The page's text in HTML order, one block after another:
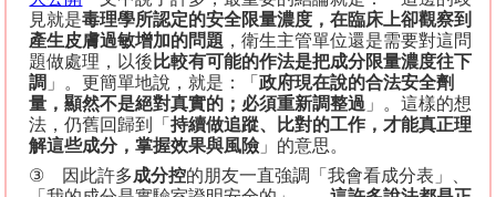
見就是毒理學所認定的安全限量濃度，在臨床上卻觀察到
產生皮膚過敏增加的問題 ，衛生主管單位還是需要對這問
題做處理，以後 比較有可能的作法是把成分限量濃度往下
調 」。更簡單地說，就是：「政府現在說的合法安全劑
量，顯然不是絕對真實的；必須重新調整過 」。這樣的想
法，仍舊回歸到「持續做追蹤、比對的工作，才能真正理
解這些成分，掌握效果與風險 」的意思。
③
因此許多成分控的朋友一直強調「我會看成分表」、